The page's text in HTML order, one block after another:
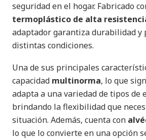
seguridad en el hogar. Fabricado
termoplástico de alta
adaptador garantiza durabilidad y
distintas condiciones.
Una de sus principales
capacidad multinorma, lo que
adapta a una variedad de tipos de
brindando la flexibilidad que
situación. Además, cuenta con
lo que lo convierte en una opción